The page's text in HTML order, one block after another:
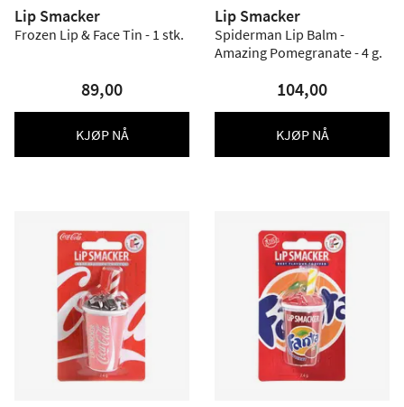
Lip Smacker
Frozen Lip & Face Tin - 1 stk.
89,00
KJØP NÅ
Lip Smacker
Spiderman Lip Balm -
Amazing Pomegranate - 4 g.
104,00
KJØP NÅ